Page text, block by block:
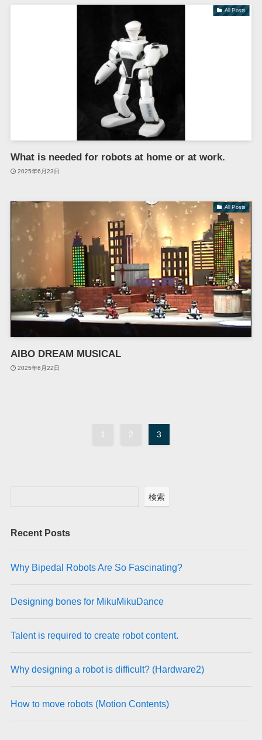
All Posts
What is needed for robots at home or at work.
2025年6月23日
All Posts
AIBO DREAM MUSICAL
2025年6月22日
1 2 3
検索
Recent Posts
Why Bipedal Robots Are So Fascinating?
Designing bones for MikuMikuDance
Talent is required to create robot content.
Why designing a robot is difficult? (Hardware2)
How to move robots (Motion Contents)